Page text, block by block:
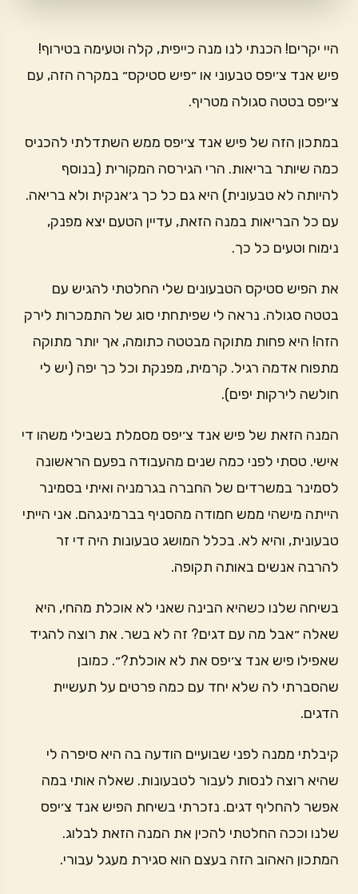
היי יקרים! הכנתי לנו מנה כייפית, קלה וטעימה בטירוף!
פיש אנד צ׳יפס טבעוני או ״פיש סטיקס״ במקרה הזה, עם
צ׳יפס בטטה סגולה מטריף.
במתכון הזה של פיש אנד צ׳יפס ממש השתדלתי להכניס
כמה שיותר בריאות. הרי הגירסה המקורית (בנוסף
להיותה לא טבעונית) היא גם כל כך ג׳אנקית ולא בריאה.
עם כל הבריאות במנה הזאת, עדיין הטעם יצא מפנק,
נימוח וטעים כל כך.
את הפיש סטיקס הטבעונים שלי החלטתי להגיש עם
בטטה סגולה. נראה לי שפיתחתי סוג של התמכרות לירק
הזה! היא פחות מתוקה מבטטה כתומה, אך יותר מתוקה
מתפוח אדמה רגיל. קרמית, מפנקת וכל כך יפה (יש לי
חולשה לירקות יפים).
המנה הזאת של פיש אנד צ׳יפס מסמלת בשבילי משהו די
אישי. טסתי לפני כמה שנים מהעבודה בפעם הראשונה
לסמינר במשרדים של החברה בגרמניה ואיתי בסמינר
הייתה מישהי ממש חמודה מהסניף בברמינגהם. אני הייתי
טבעונית, והיא לא. בכלל המושג טבעונות היה די זר
להרבה אנשים באותה תקופה.
בשיחה שלנו כשהיא הבינה שאני לא אוכלת מהחי, היא
שאלה ״אבל מה עם דגים? זה לא בשר. את רוצה להגיד
שאפילו פיש אנד צ׳יפס את לא אוכלת?״. כמובן
שהסברתי לה שלא יחד עם כמה פרטים על תעשיית
הדגים.
קיבלתי ממנה לפני שבועיים הודעה בה היא סיפרה לי
שהיא רוצה לנסות לעבור לטבעונות. שאלה אותי במה
אפשר להחליף דגים. נזכרתי בשיחת הפיש אנד צ׳יפס
שלנו וככה החלטתי להכין את המנה הזאת לבלוג.
המתכון האהוב הזה בעצם הוא סגירת מעגל עבורי.